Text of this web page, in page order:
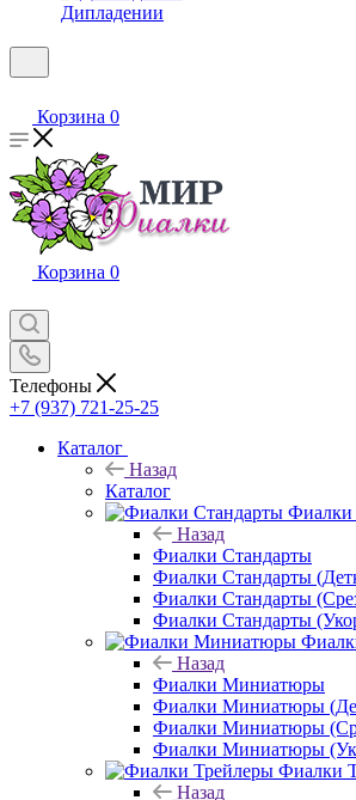
Дипладении
Корзина 0
Корзина 0
Телефоны
+7 (937) 721-25-25
Каталог
Назад
Каталог
Фиалки
Назад
Фиалки Стандарты
Фиалки Стандарты
Фиалки Стандарты
Фиалки Стандарты
Назад
Фиалки Миниатюры
Фиалки Миниатюры
Фиалки Миниатюры
Фиалки Миниатюры
Фиалки
Назад